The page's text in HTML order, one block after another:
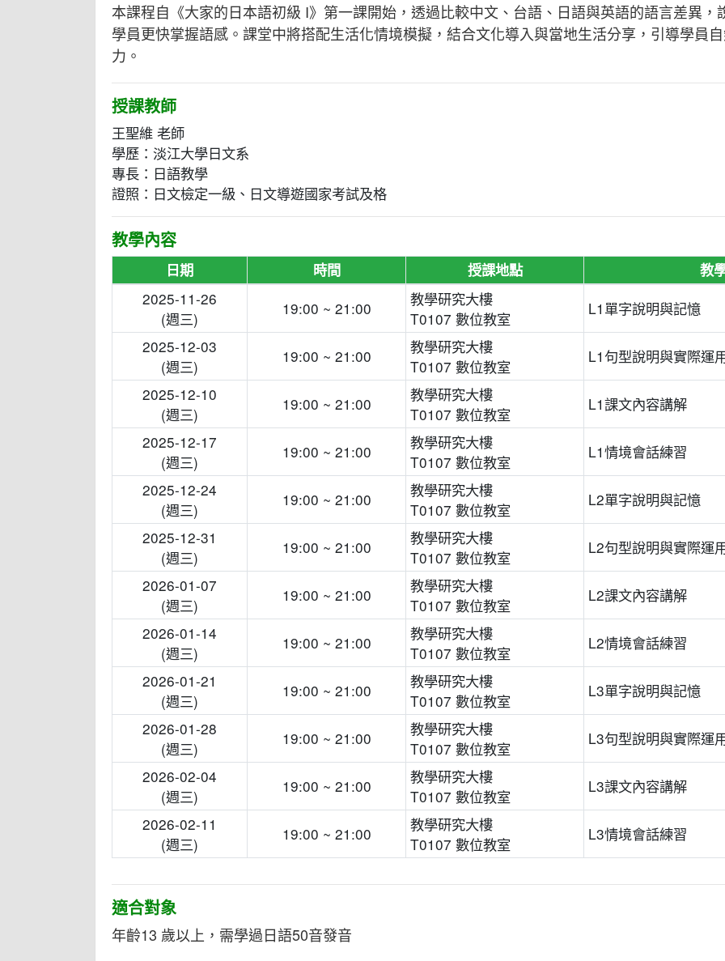
本課程自《大家的日本語初級 I》第一課開始，透過比較中文、台語、日語與英語的語言差異
學員更快掌握語感。課堂中將搭配生活化情境模擬，結合文化導入與當地生活分享，引導學員
力。
授課教師
王聖維 老師
學歷：淡江大學日文系
專長：日語教學
證照：日文檢定一級、日文導遊國家考試及格
教學內容
日期 時間 授課地點 教
2025-11-26
(週三)
19:00 ~ 21:00
教學研究大樓
T0107 數位教室
L1單字說明與記憶
2025-12-03
(週三)
19:00 ~ 21:00
教學研究大樓
T0107 數位教室
L1句型說明與實際運
2025-12-10
(週三)
19:00 ~ 21:00
教學研究大樓
T0107 數位教室
L1課文內容講解
2025-12-17
(週三)
19:00 ~ 21:00
教學研究大樓
T0107 數位教室
L1情境會話練習
2025-12-24
(週三)
19:00 ~ 21:00
教學研究大樓
T0107 數位教室
L2單字說明與記憶
2025-12-31
(週三)
19:00 ~ 21:00
教學研究大樓
T0107 數位教室
L2句型說明與實際運
2026-01-07
(週三)
19:00 ~ 21:00
教學研究大樓
T0107 數位教室
L2課文內容講解
2026-01-14
(週三)
19:00 ~ 21:00
教學研究大樓
T0107 數位教室
L2情境會話練習
2026-01-21
(週三)
19:00 ~ 21:00
教學研究大樓
T0107 數位教室
L3單字說明與記憶
2026-01-28
(週三)
19:00 ~ 21:00
教學研究大樓
T0107 數位教室
L3句型說明與實際運
2026-02-04
(週三)
19:00 ~ 21:00
教學研究大樓
T0107 數位教室
L3課文內容講解
2026-02-11
(週三)
19:00 ~ 21:00
教學研究大樓
T0107 數位教室
L3情境會話練習
適合對象
年齡13 歲以上，需學過日語50音發音